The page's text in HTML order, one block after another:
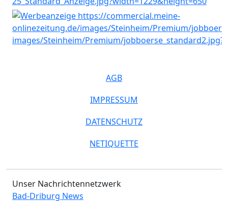
AGB
IMPRESSUM
DATENSCHUTZ
NETIQUETTE
Unser Nachrichtennetzwerk
Bad-Driburg News